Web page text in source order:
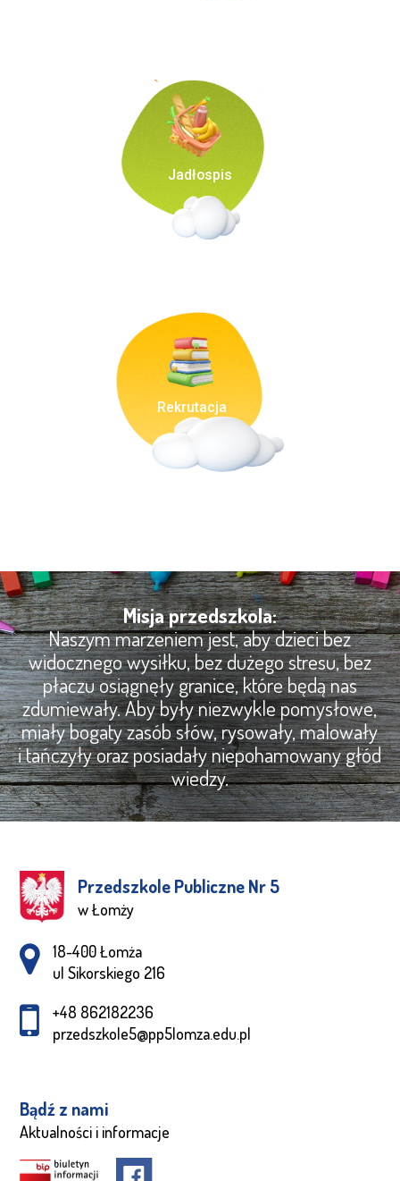
Jadłospis
Rekrutacja
Misja przedszkola:
Naszym marzeniem jest, aby dzieci bez
widocznego wysiłku, bez dużego stresu, bez
płaczu osiągnęły granice, które będą nas
zdumiewały. Aby były niezwykle pomysłowe,
miały bogaty zasób słów, rysowały, malowały
i tańczyły oraz posiadały niepohamowany głód
wiedzy.
Przedszkole Publiczne Nr 5
w Łomży
Adres pocztowy:
18-400 Łomża
ul Sikorskiego 216
+48 862182236
przedszkole5@pp5lomza.edu.pl
Bądź z nami
Aktualności i informacje